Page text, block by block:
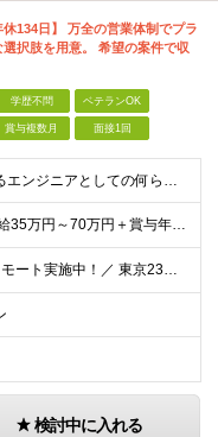
休134日】 万全の営業体制でプラ
選択肢を用意。 希望の案件で収
学歴不問 ベテランOK
賞与複数月 面接1回
システム開発におけるエンジニアとしての何らかの実務経験（年数不問） ※要件定義、基本設計、詳細設計、製造、検証、運用保守 少しでも実務経験があれば、まずは気軽にエントリーしてみてください！ ／／／／
【前職給与保証】 月給35万円～70万円＋賞与年2回＋各種手当 ※前職の給与・スキル・経験を考慮の上、決定いたします。 ※月給には固定残業代（月30時間分／5万円～10万円）を含みます。超過分は別途
＼社員の7割がフルリモート実施中！／ 東京23区内など1都3県を中心としたプロジェクト先での勤務となります。 ※勤務地は希望を考慮します ≪本社≫ 東京都渋谷区恵比寿南1丁目3番7号 隅越ビル5階
検討中に入れる